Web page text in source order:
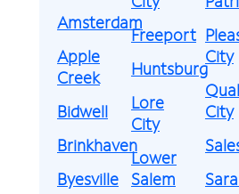
Amsterdam
Apple
Creek
Bidwell
Brinkhaven
Byesville
Freeport
Huntsburg
Lore
City
Lower
Salem
City
City